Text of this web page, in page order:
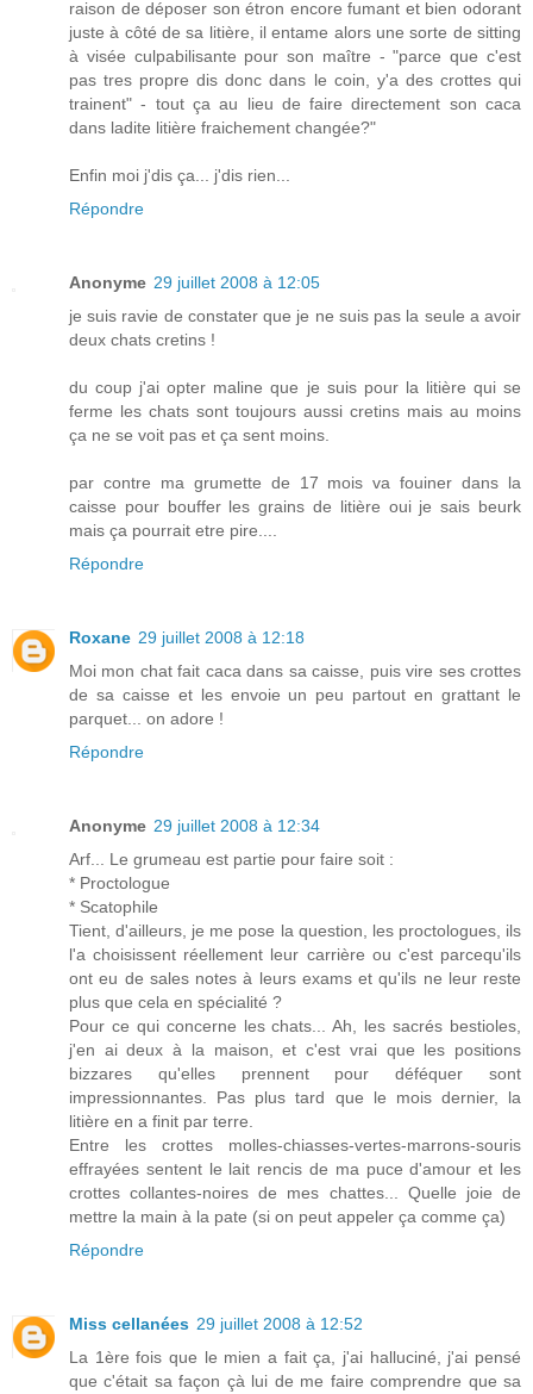
raison de déposer son étron encore fumant et bien odorant
juste à côté de sa litière, il entame alors une sorte de sitting
à visée culpabilisante pour son maître - "parce que c'est
pas tres propre dis donc dans le coin, y'a des crottes qui
trainent" - tout ça au lieu de faire directement son caca
dans ladite litière fraichement changée?"
Enfin moi j'dis ça... j'dis rien...
Répondre
Anonyme 29 juillet 2008 à 12:05
je suis ravie de constater que je ne suis pas la seule a avoir
deux chats cretins !
du coup j'ai opter maline que je suis pour la litière qui se
ferme les chats sont toujours aussi cretins mais au moins
ça ne se voit pas et ça sent moins.
par contre ma grumette de 17 mois va fouiner dans la
caisse pour bouffer les grains de litière oui je sais beurk
mais ça pourrait etre pire....
Répondre
Roxane 29 juillet 2008 à 12:18
Moi mon chat fait caca dans sa caisse, puis vire ses crottes
de sa caisse et les envoie un peu partout en grattant le
parquet... on adore !
Répondre
Anonyme 29 juillet 2008 à 12:34
Arf... Le grumeau est partie pour faire soit :
* Proctologue
* Scatophile
Tient, d'ailleurs, je me pose la question, les proctologues, ils
l'a choisissent réellement leur carrière ou c'est parcequ'ils
ont eu de sales notes à leurs exams et qu'ils ne leur reste
plus que cela en spécialité ?
Pour ce qui concerne les chats... Ah, les sacrés bestioles,
j'en ai deux à la maison, et c'est vrai que les positions
bizzares qu'elles prennent pour déféquer sont
impressionnantes. Pas plus tard que le mois dernier, la
litière en a finit par terre.
Entre les crottes molles-chiasses-vertes-marrons-souris
effrayées sentent le lait rencis de ma puce d'amour et les
crottes collantes-noires de mes chattes... Quelle joie de
mettre la main à la pate (si on peut appeler ça comme ça)
Répondre
Miss cellanées 29 juillet 2008 à 12:52
La 1ère fois que le mien a fait ça, j'ai halluciné, j'ai pensé
que c'était sa façon çà lui de me faire comprendre que sa